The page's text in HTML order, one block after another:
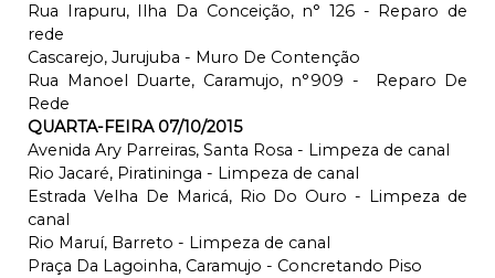
Rua Irapuru, Ilha Da Conceição, n° 126 - Reparo de
rede
Cascarejo, Jurujuba - Muro De Contenção
Rua Manoel Duarte, Caramujo, n°909 - Reparo De
Rede
QUARTA-FEIRA 07/10/2015
Avenida Ary Parreiras, Santa Rosa - Limpeza de canal
Rio Jacaré, Piratininga - Limpeza de canal
Estrada Velha De Maricá, Rio Do Ouro - Limpeza de
canal
Rio Maruí, Barreto - Limpeza de canal
Praça Da Lagoinha, Caramujo - Concretando Piso